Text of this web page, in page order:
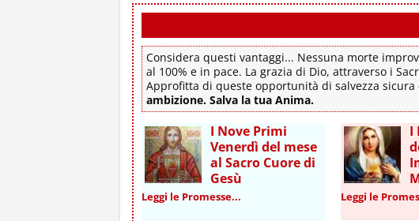
Considera questi vantaggi... Nessuna morte
al 100% e in pace. La grazia di Dio, attraverso i
Approfitta di queste opportunità di salvezza
ambizione. Salva la tua Anima.
I Nove Primi
Venerdì del mese
al Sacro Cuore di
Gesù
Leggi le Promesse...
I
Leggi le